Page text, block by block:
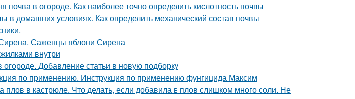
почва в огороде. Как наиболее точно определить кислотность почвы
в домашних условиях. Как определить механический состав почвы
Саженцы яблони Сирена
внутри
огороде. Добавление статьи в новую подборку
по применению. Инструкция по применению фунгицида Максим
плов в кастрюле. Что делать, если добавила в плов слишком много соли. Не